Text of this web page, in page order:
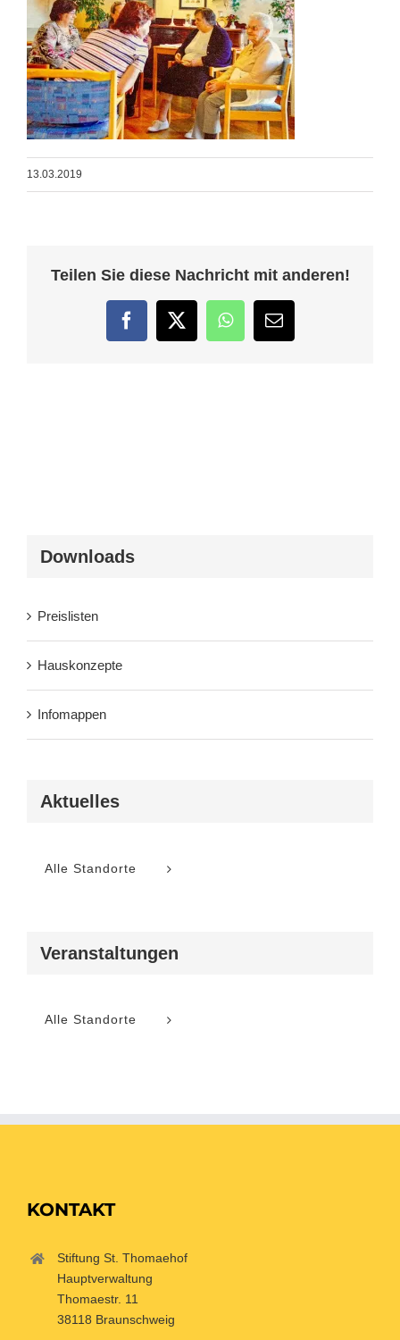
13.03.2019
Teilen Sie diese Nachricht mit anderen!
FacebookTwitterWhatsApp
E-
Mail
Downloads
Preislisten
Hauskonzepte
Infomappen
Aktuelles
Alle Standorte
Veranstaltungen
Alle Standorte
KONTAKT
Stiftung St. Thomaehof
Hauptverwaltung
Thomaestr. 11
38118 Braunschweig